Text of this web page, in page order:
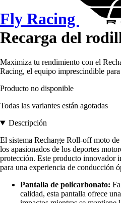
Fly Racing
Recarga del
Maximiza tu rendimiento con el
Racing, el equipo imprescindible
Producto no disponible
Todas las variantes están agotadas
Descripción
El sistema Recharge Roll-off moto
los apasionados de los deportes
protección. Este producto innovador
para una experiencia de conducción
Pantalla de policarbonato:
calidad, esta pantalla ofrece